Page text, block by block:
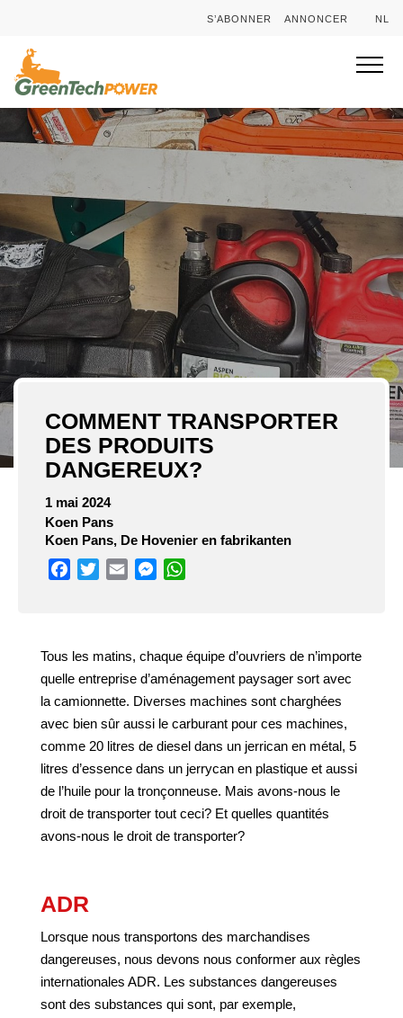
S’ABONNER ANNONCER NL
COMMENT TRANSPORTER
DES PRODUITS
DANGEREUX?
1 mai 2024
Koen Pans
Koen Pans, De Hovenier en fabrikanten
Facebook
TwitterEmail Messenger
Tous les matins, chaque équipe d’ouvriers de n’importe
quelle entreprise d’aménagement paysager sort avec
la camionnette. Diverses machines sont charghées
avec bien sûr aussi le carburant pour ces machines,
comme 20 litres de diesel dans un jerrican en métal, 5
litres d’essence dans un jerrycan en plastique et aussi
de l’huile pour la tronçonneuse. Mais avons-nous le
droit de transporter tout ceci? Et quelles quantités
avons-nous le droit de transporter?
ADR
Lorsque nous transportons des marchandises
dangereuses, nous devons nous conformer aux règles
internationales ADR. Les substances dangereuses
sont des substances qui sont, par exemple,